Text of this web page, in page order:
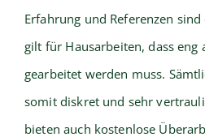
Erfahrung und Referenzen
gilt für Hausarbeiten, dass eng
gearbeitet werden muss.
somit diskret und sehr
bieten auch kostenlose